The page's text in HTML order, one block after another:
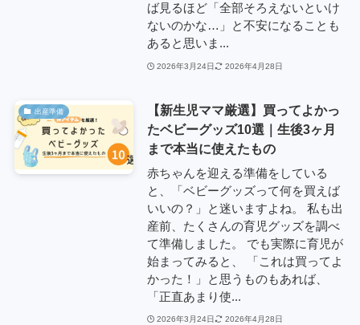
ば見るほど「全部そろえないといけ
ないのかな…」と不安になることも
あると思いま...
2026年3月24日 2026年4月28日
出産準備
【新生児ママ厳選】買ってよかっ
たベビーグッズ10選｜生後3ヶ月
まで本当に使えたもの
赤ちゃんを迎える準備をしている
と、「ベビーグッズって何を買えば
いいの？」と迷いますよね。 私も出
産前、たくさんの育児グッズを調べ
て準備しました。 でも実際に育児が
始まってみると、 「これは買ってよ
かった！」と思うものもあれば、
「正直あまり使...
2026年3月24日 2026年4月28日